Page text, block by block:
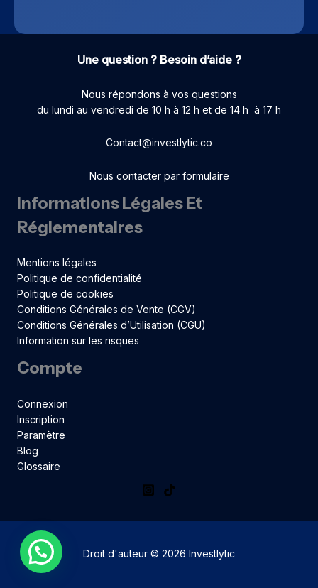
Une question ? Besoin d’aide ?
Nous répondons à vos questions
du lundi au vendredi de 10 h à 12 h et de 14 h à 17 h
Contact@investlytic.co
Nous contacter par formulaire
Informations Légales Et
Réglementaires
Mentions légales
Politique de confidentialité
Politique de cookies
Conditions Générales de Vente (CGV)
Conditions Générales d’Utilisation (CGU)
Information sur les risques
Compte
Connexion
Inscription
Paramètre
Blog
Glossaire
Droit d'auteur © 2026 Investlytic